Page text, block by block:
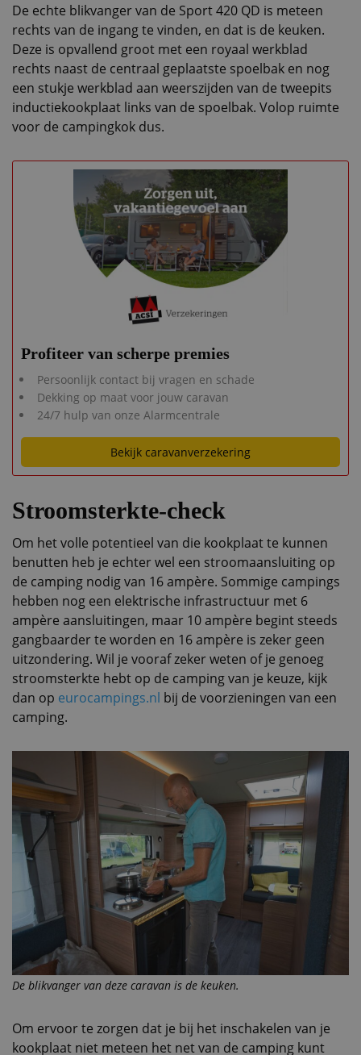
De echte blikvanger van de Sport 420 QD is meteen
rechts van de ingang te vinden, en dat is de keuken.
Deze is opvallend groot met een royaal werkblad
rechts naast de centraal geplaatste spoelbak en nog
een stukje werkblad aan weerszijden van de tweepits
inductiekookplaat links van de spoelbak. Volop ruimte
voor de campingkok dus.
Profiteer van scherpe premies
Persoonlijk contact bij vragen en schade
Dekking op maat voor jouw caravan
24/7 hulp van onze Alarmcentrale
Bekijk caravanverzekering
Stroomsterkte-check
Om het volle potentieel van die kookplaat te kunnen
benutten heb je echter wel een stroomaansluiting op
de camping nodig van 16 ampère. Sommige campings
hebben nog een elektrische infrastructuur met 6
ampère aansluitingen, maar 10 ampère begint steeds
gangbaarder te worden en 16 ampère is zeker geen
uitzondering. Wil je vooraf zeker weten of je genoeg
stroomsterkte hebt op de camping van je keuze, kijk
dan op eurocampings.nl bij de voorzieningen van een
camping.
De blikvanger van deze caravan is de keuken.
Om ervoor te zorgen dat je bij het inschakelen van je
kookplaat niet meteen het net van de camping kunt